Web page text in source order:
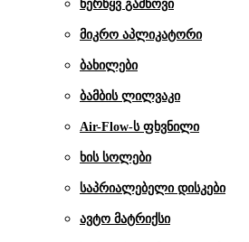
ნერწყვ გამწოვი
მიკრო აპლიკატორი
ბახილები
ბამბის ლილვაკი
Air-Flow-ს ფხვნილი
ხის სოლები
საპრიალებელი დისკები
ავტო მატრიქსი